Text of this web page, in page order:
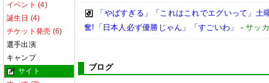
イベント (4)
誕生日 (4)
チケット発売 (6)
選手出演
キャンプ
サイト
「やばすぎる」「これはこれでエグいって」
奮!「日本人必ず優勝じゃん」「すごいわ」
-サッ
ブログ